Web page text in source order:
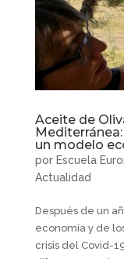
Aceite de
un modelo
por Escuela
Actualidad
Después de un
economía y de
crisis del Covid-